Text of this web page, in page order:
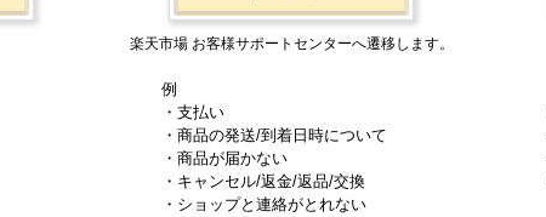
楽天市場 お客様サポートセンターへ遷移します。
例
・支払い
・商品の発送/到着日時について
・商品が届かない
・キャンセル/返金/返品/交換
・ショップと連絡がとれない